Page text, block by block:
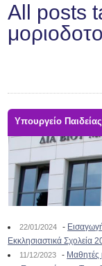
All posts
Υπουργείο Παιδείας
22/01/2024 -
Εκκλησιαστικά Σχολεία
11/12/2023 - Μαθητές